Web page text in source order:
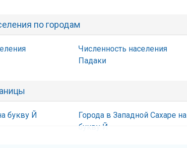
по городам
Численность населения
Падаки
букву Й
Города в Западной Сахаре на
букву Й